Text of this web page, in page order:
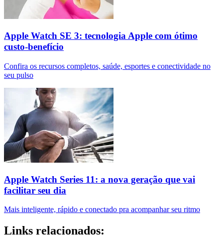
Apple Watch SE 3: tecnologia Apple com ótimo
custo-benefício
Confira os recursos completos, saúde, esportes e conectividade no
seu pulso
Apple Watch Series 11: a nova geração que vai
facilitar seu dia
Mais inteligente, rápido e conectado pra acompanhar seu ritmo
Links relacionados: